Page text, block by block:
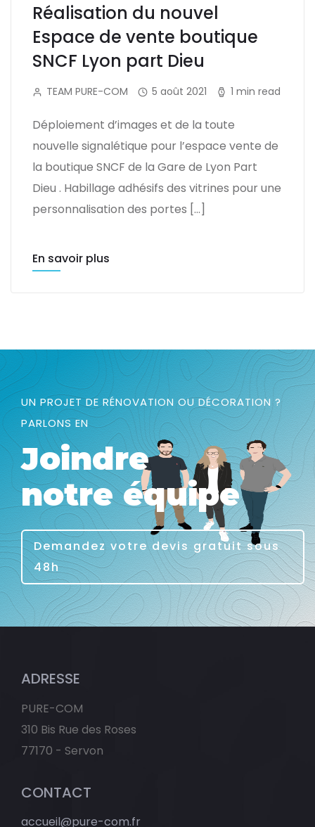
Réalisation du nouvel
Espace de vente boutique
SNCF Lyon part Dieu
TEAM PURE-COM 5 août 2021 1 min read
Déploiement d’images et de la toute
nouvelle signalétique pour l’espace vente de
la boutique SNCF de la Gare de Lyon Part
Dieu . Habillage adhésifs des vitrines pour une
personnalisation des portes […]
En savoir plus
UN PROJET DE RÉNOVATION OU DÉCORATION ?
PARLONS EN
Joindre
notre équipe
Demandez votre devis gratuit sous
48h
ADRESSE
PURE-COM
310 Bis Rue des Roses
77170 - Servon
CONTACT
accueil@pure-com.fr